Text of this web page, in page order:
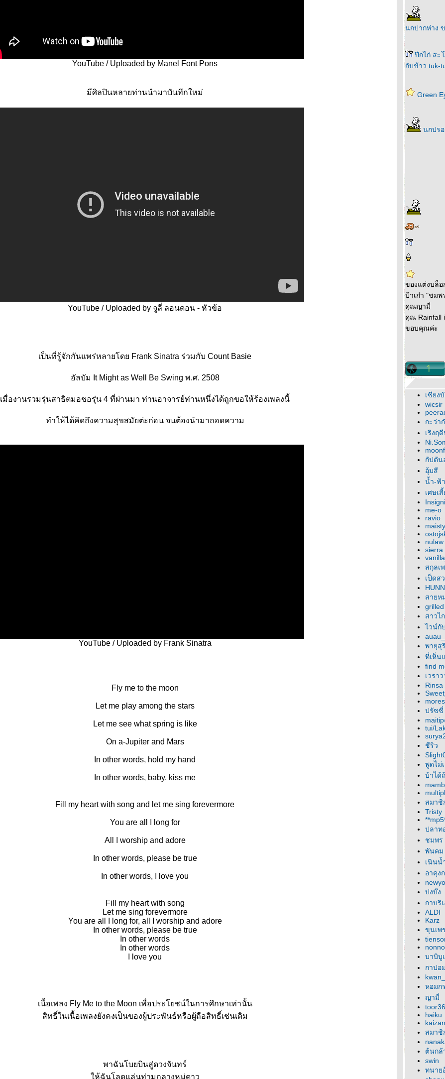
YouTube / Uploaded by Manel Font Pons
มีศิลปินหลายท่านนำมาบันทึกใหม่
YouTube / Uploaded by จูลี่ ลอนดอน - หัวข้อ
เป็นที่รู้จักกันแพร่หลายโดย Frank Sinatra ร่วมกับ Count Basie
อัลบัม It Might as Well Be Swing พ.ศ. 2508
เมื่องานรวมรุ่นสาธิตมอชอรุ่น 4 ที่ผ่านมา ท่านอาจารย์ท่านหนึ่งได้ถูกขอให้ร้องเพลงนี้
ทำให้ได้คิดถึงความสุขสมัยต่ะก่อน จนต้องนำมาถอดความ
YouTube / Uploaded by Frank Sinatra
Fly me to the moon
Let me play among the stars
Let me see what spring is like
On a-Jupiter and Mars
In other words, hold my hand
In other words, baby, kiss me
Fill my heart with song and let me sing forevermore
You are all I long for
All I worship and adore
In other words, please be true
In other words, I love you
Fill my heart with song
Let me sing forevermore
You are all I long for, all I worship and adore
In other words, please be true
In other words
In other words
I love you
เนื้อเพลง Fly Me to the Moon เพื่อประโยชน์ในการศึกษาเท่านั้น
สิทธิ์ในเนื้อเพลงยังคงเป็นของผู้ประพันธ์หรือผู้ถือสิทธิ์เช่นเดิม
พาฉันโบยบินสู่ดวงจันทร์
ห้ฉันโลดแล่นท่ามกลางหมู่ดาว
นกปากห่าง
ปีกไก่ สะ
กับข้าว tuk-
Green
นกปร
ของแต่งบล็อ
ป้าเก๋า "ชมพ
คุณญามี่
คุณ Rainfall
ขอบคุณค่ะ
เซียง
wicsir
กะว่า
เริงฤ
กัปตัน
อุ้มสี
น้ำ-ฟ้
เศษเ
me-o
ravio
sierra
สกุลเ
เป็ดส
สายห
สาวไ
ไวน์กั
พายุสุ
ที่เห็น
find
เวรา
Rinsa
ปรัซซี่
tui/
ชีริว
พูดไม่
บ้าไ
สมาชิ
Tristy
ปลาท
ชมพร
พันคม
เนินน้
อาคุง
บ่งบ๊ง
กาบริ
ALDI
Karz
ขุนเพ
บาบิบู
กาปอ
หอมก
ญามี่
toor36
haiku
สมาชิ
ต้นกล้
swin
ทนาย